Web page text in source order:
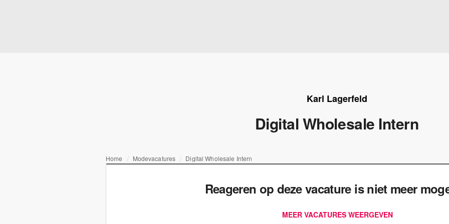
Karl Lagerfeld
Digital Wholesale Intern
Home Modevacatures Digital Wholesale Intern
Reageren op deze vacature is niet meer
MEER VACATURES WEERGEVEN